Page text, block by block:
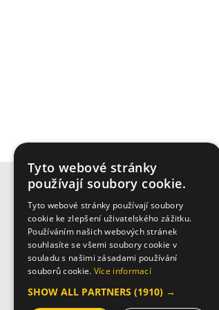
Tyto webové stránky
používají soubory cookie.
Tyto webové stránky používají soubory
cookie ke zlepšení uživatelského zážitku.
Používáním našich webových stránek
souhlasíte se všemi soubory cookie v
souladu s našimi zásadami používání
souborů cookie. Více informací
SHOW ALL PARTNERS (1910) →